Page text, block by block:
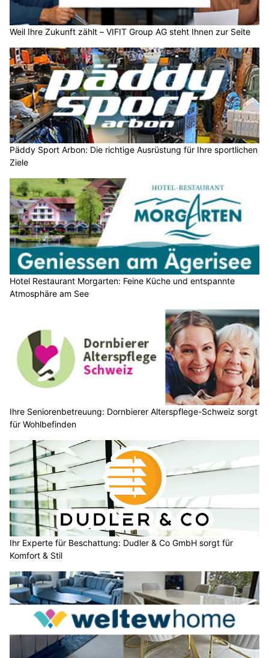
Weil Ihre Zukunft zählt – VIFIT Group AG steht Ihnen zur Seite
Päddy Sport Arbon: Die richtige Ausrüstung für Ihre sportlichen
Ziele
Hotel Restaurant Morgarten: Feine Küche und entspannte
Atmosphäre am See
Ihre Seniorenbetreuung: Dornbierer Alterspflege-Schweiz sorgt
für Wohlbefinden
Ihr Experte für Beschattung: Dudler & Co GmbH sorgt für
Komfort & Stil